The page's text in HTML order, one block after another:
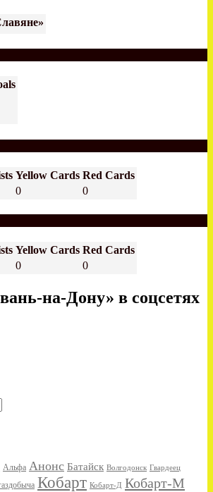
Yellow Cards Red Cards
0 0
Yellow Cards Red Cards
0 0
на-Дону» в соцсетях
Альфа Анонс Батайск Волгодонск Гвардеец
Кобарт Кобарт-Д Кобарт-М